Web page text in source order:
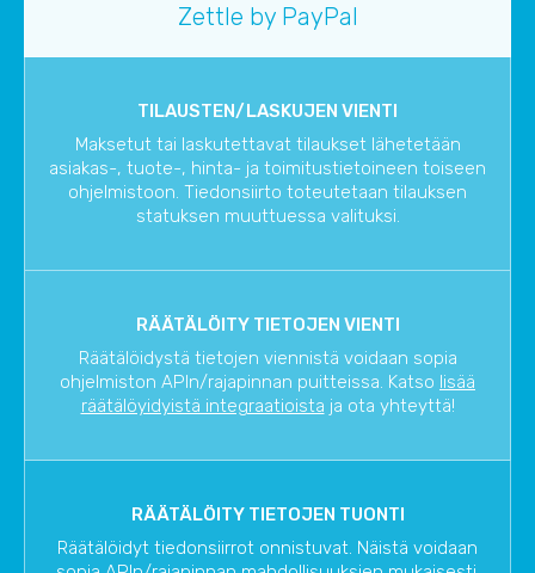
Zettle by PayPal
TILAUSTEN/LASKUJEN VIENTI
Maksetut tai laskutettavat tilaukset lähetetään
asiakas-, tuote-, hinta- ja toimitustietoineen toiseen
ohjelmistoon. Tiedonsiirto toteutetaan tilauksen
statuksen muuttuessa valituksi.
RÄÄTÄLÖITY TIETOJEN VIENTI
Räätälöidystä tietojen viennistä voidaan sopia
ohjelmiston APIn/rajapinnan puitteissa. Katso lisää
räätälöyidyistä integraatioista ja ota yhteyttä!
RÄÄTÄLÖITY TIETOJEN TUONTI
Räätälöidyt tiedonsiirrot onnistuvat. Näistä voidaan